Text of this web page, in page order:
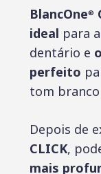
BlancOne®
ideal para
dentário e
perfeito
tom
Depois de
CLICK,
mais